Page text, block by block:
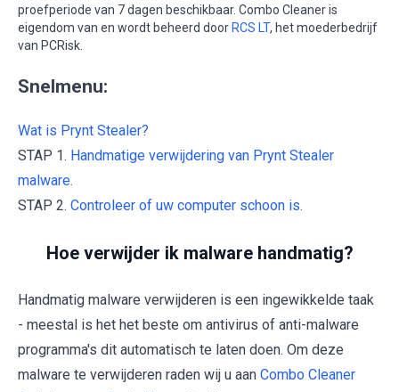
proefperiode van 7 dagen beschikbaar. Combo Cleaner is
eigendom van en wordt beheerd doorRCS LT, het moederbedrijf
van PCRisk.
Snelmenu:
Wat is Prynt Stealer?
STAP 1. Handmatige verwijdering van Prynt Stealer
malware.
STAP 2. Controleer of uw computer schoon is.
Hoe verwijder ik malware handmatig?
Handmatig malware verwijderen is een ingewikkelde taak
- meestal is het het beste om antivirus of anti-malware
programma's dit automatisch te laten doen. Om deze
malware te verwijderen raden wij u aan Combo Cleaner